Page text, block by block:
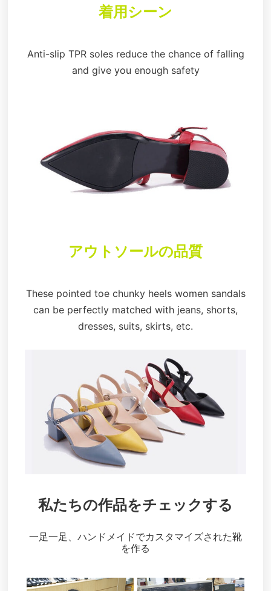
着用シーン
Anti-slip TPR soles reduce the chance of falling
and give you enough safety
アウトソールの品質
These pointed toe chunky heels women sandals
can be perfectly matched with jeans, shorts,
dresses, suits, skirts, etc.
私たちの作品をチェックする
一足一足、ハンドメイドでカスタマイズされた靴
を作る